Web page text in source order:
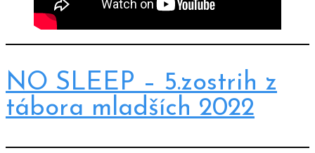
NO SLEEP – 5.zostrih z
tábora mladších 2022